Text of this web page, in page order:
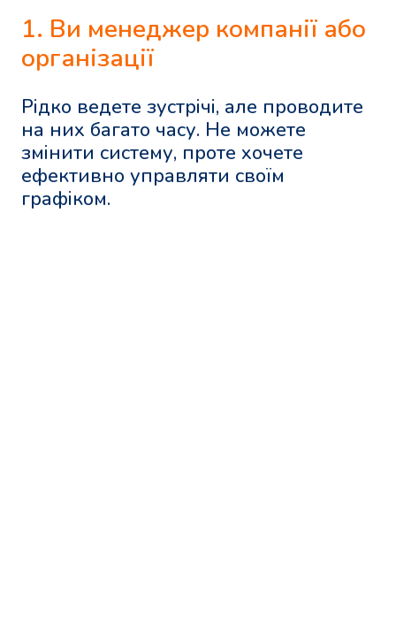
1. Ви менеджер компанії або
організації
Рідко ведете зустрічі, але проводите
на них багато часу. Не можете
змінити систему, проте хочете
ефективно управляти своїм
графіком.